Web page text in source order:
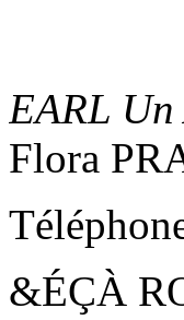
EARL
Flora
&ÉÇÀ